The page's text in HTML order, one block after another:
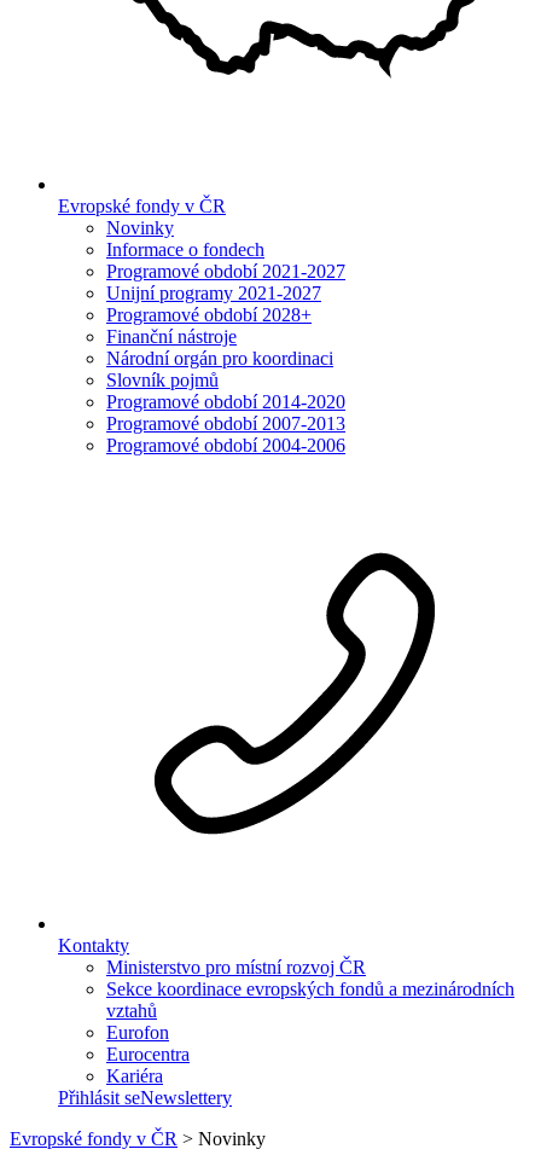
Evropské fondy v ČR
Novinky
Informace o fondech
Programové období 2021-2027
Unijní programy 2021-2027
Programové období 2028+
Finanční nástroje
Národní orgán pro koordinaci
Slovník pojmů
Programové období 2014-2020
Programové období 2007-2013
Programové období 2004-2006
Kontakty
Ministerstvo pro místní rozvoj ČR
Sekce koordinace evropských fondů a mezinárodních
vztahů
Eurofon
Eurocentra
Kariéra
Přihlásit seNewslettery
Evropské fondy v ČR > Novinky